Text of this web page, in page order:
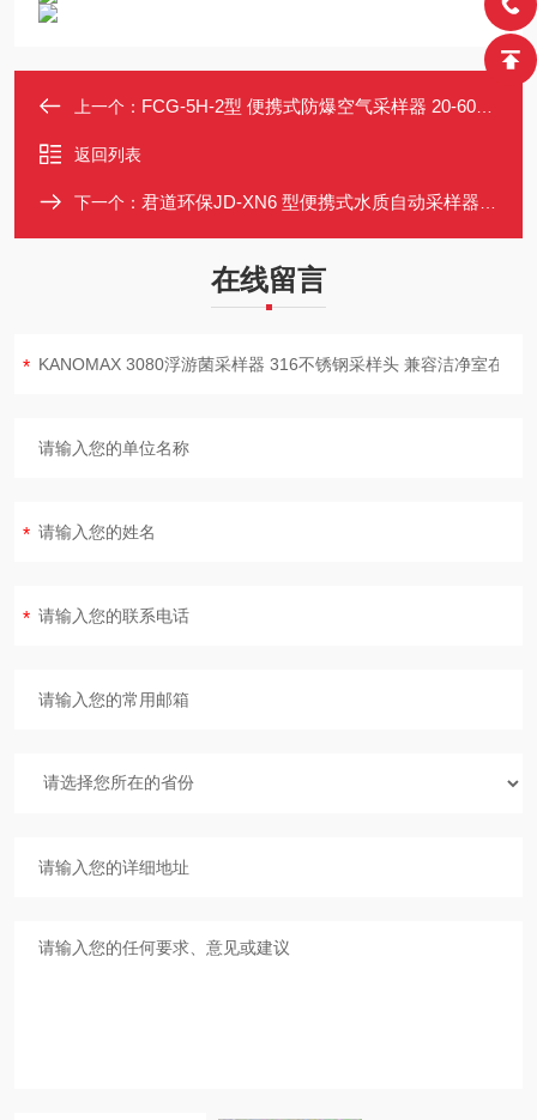
上一个： FCG-5H-2型 便携式防爆空气采样器 20-600mL/min 智能恒流
返回列表
下一个： 君道环保JD-XN6 型便携式水质自动采样器6瓶分装
在线留言